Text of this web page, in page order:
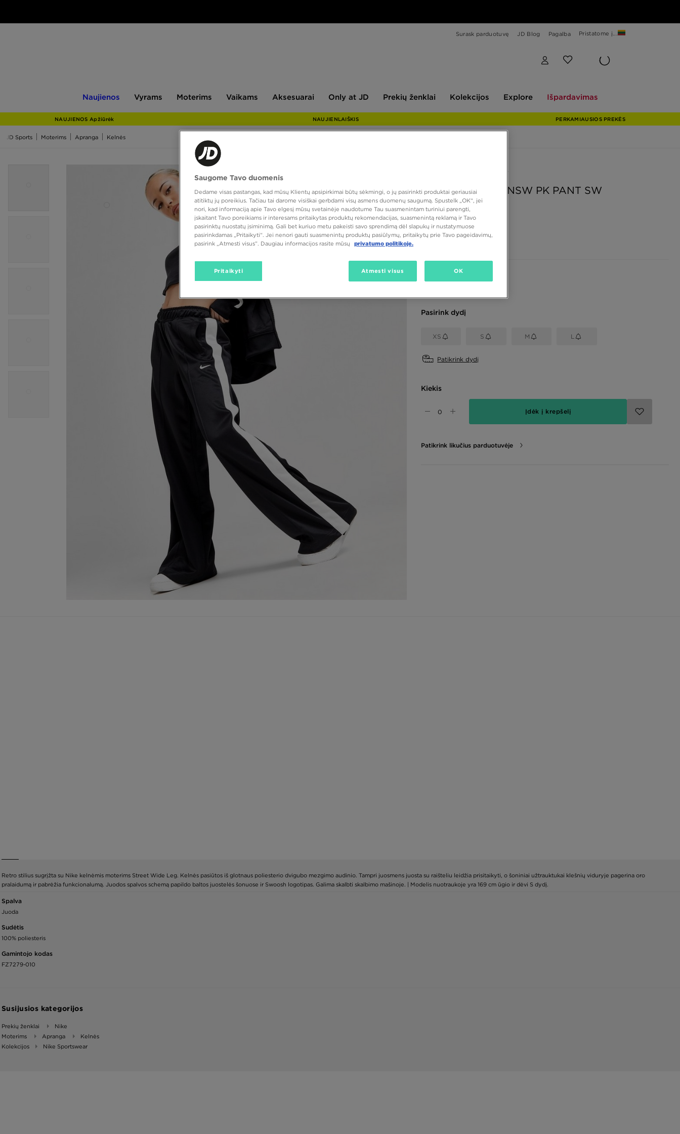
Surask parduotuvę JD Blog Pagalba Pristatome į...
Naujienos Vyrams Moterims Vaikams Aksesuarai
JD
Only at JD
ženklai
Prekių ženklai Kolekcijos Explore Išpardavimas
NAUJIENOS Apžiūrėk NAUJIENLAIŠKIS PERKAMIAUSIOS PREKĖS
JD Sports Moterims Apranga Kelnės
NIKE KELNĖS W NSW PK PANT SW
STREETSWEAR
50,00 €
Pasirink dydį
XS S M L
Patikrink dydį
Kiekis
Įdėk į krepšelį
Patikrink likučius parduotuvėje
Retro stilius sugrįžta su Nike kelnėmis moterims Street Wide Leg. Kelnės pasiūtos iš glotnaus poliesterio dvigubo mezgimo audinio. Tampri juosmens juosta su raišteliu leidžia prisitaikyti, o šoniniai užtrauktukai klešnių viduryje pagerina oro
pralaidumą ir pabrėžia funkcionalumą. Juodos spalvos schemą papildo baltos juostelės šonuose ir Swoosh logotipas. Galima skalbti skalbimo mašinoje. | Modelis nuotraukoje yra 169 cm ūgio ir dėvi S dydį.
Spalva
Juoda
Sudėtis
100% poliesteris
Gamintojo kodas
FZ7279-010
Susijusios kategorijos
Prekių ženklai
Nike
Moterims
Apranga
Kelnės
Kolekcijos
Nike Sportswear
Saugome Tavo duomenis
Dedame visas pastangas, kad mūsų Klientų apsipirkimai būtų sėkmingi, o jų pasirinkti produktai geriausiai
atitiktų jų poreikius. Tačiau tai darome visiškai gerbdami visų asmens duomenų saugumą. Spustelk „OK“, jei
nori, kad informaciją apie Tavo elgesį mūsų svetainėje naudotume Tau suasmenintam turiniui parengti,
įskaitant Tavo poreikiams ir interesams pritaikytas produktų rekomendacijas, suasmenintą reklamą ir Tavo
pasirinktų nuostatų įsiminimą. Gali bet kuriuo metu pakeisti savo sprendimą dėl slapukų ir nustatymuose
pasirinkdamas „Pritaikyti“. Jei nenori gauti suasmenintų produktų pasiūlymų, pritaikytų prie Tavo pageidavimų,
pasirink „Atmesti visus”. Daugiau informacijos rasite mūsų
privatumo politikoje.
Pritaikyti Atmesti visus OK